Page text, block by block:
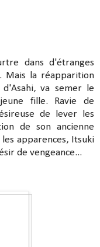
dans d'étranges
Mais la réapparition
va semer le
fille. Ravie de
de lever les
de son ancienne
apparences, Itsuki
de vengeance...